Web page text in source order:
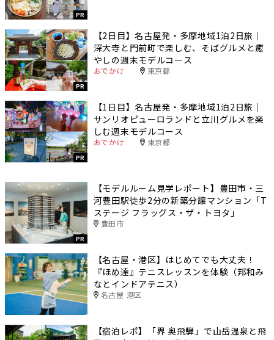
PR
PR
【2日目】名古屋発・多摩地域1泊2日旅｜
深大寺と門前町で楽しむ、そばグルメと癒
やしの週末モデルコース
おでかけ 東京都
PR
【1日目】名古屋発・多摩地域1泊2日旅｜
サンリオピューロランドと立川グルメを楽
しむ週末モデルコース
おでかけ 東京都
PR
【モデルルーム見学レポート】豊田市・三
河豊田駅徒歩2分の新築分譲マンション「T
ステージ フラッグス・ザ・トヨタ」
豊田市
【名古屋・港区】はじめてでも大丈夫！
『ほめ達』テニスレッスンを体験（邦和み
なとインドアテニス）
名古屋 港区
【宿泊レポ】「界 奥飛騨」で山岳温泉と飛